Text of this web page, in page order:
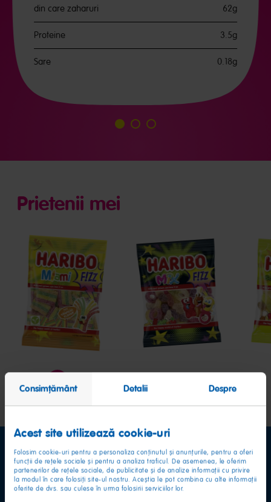
Consimțământ Detalii Despre
Acest site utilizează cookie-uri
Folosim cookie-uri pentru a personaliza conținutul și anunțurile, pentru a oferi
funcții de rețele sociale și pentru a analiza traficul. De asemenea, le oferim
partenerilor de rețele sociale, de publicitate și de analize informații cu privire
la modul în care folosiți site-ul nostru. Aceștia le pot combina cu alte informații
oferite de dvs. sau culese în urma folosirii serviciilor lor.
din care zaharuri
62g
Proteine 3.5g
Sare 0.18g
Mergi
1
Mergi
2
Mergi
3
Prietenii mei
Miami
F!ZZ
Mix
Sour
F!ZZ